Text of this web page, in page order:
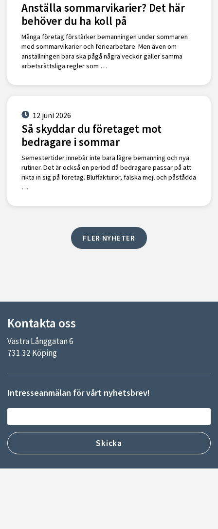
Anställa sommarvikarier? Det här
behöver du ha koll på
Många företag förstärker bemanningen under sommaren
med sommarvikarier och feriearbetare. Men även om
anställningen bara ska pågå några veckor gäller samma
arbetsrättsliga regler som …
12 juni 2026
Så skyddar du företaget mot
bedragare i sommar
Semestertider innebär inte bara lägre bemanning och nya
rutiner. Det är också en period då bedragare passar på att
rikta in sig på företag. Bluffakturor, falska mejl och påstådda
…
FLER NYHETER
Kontakta oss
Västra Långgatan 6
731 32 Köping
Intresseanmälan för vårt nyhetsbrev!